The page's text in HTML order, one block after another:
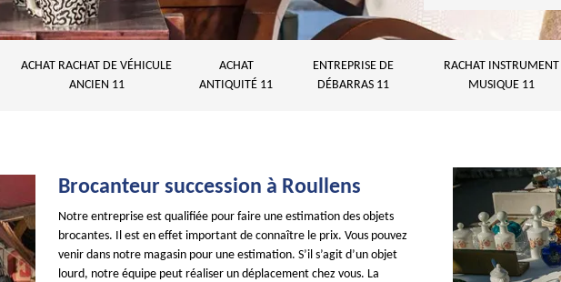
ACHAT RACHAT DE VÉHICULE
ANCIEN 11
ACHAT
ANTIQUITÉ 11
ENTREPRISE DE
DÉBARRAS 11
RACHAT INSTRUMENT
MUSIQUE 11
Brocanteur succession à Roullens
Notre entreprise est qualifiée pour faire une estimation des objets
brocantes. Il est en effet important de connaître le prix. Vous pouvez
venir dans notre magasin pour une estimation. S’il s’agit d’un objet
lourd, notre équipe peut réaliser un déplacement chez vous. La